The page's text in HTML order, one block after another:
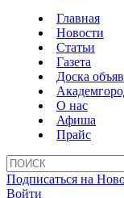
Главная
Новости
Статьи
Газета
Доска
О нас
Афиша
Прайс
Подписаться на
Войти